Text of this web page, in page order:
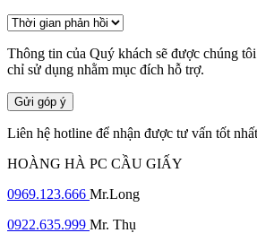
Thông tin của Quý khách sẽ được chúng
chỉ sử dụng nhằm mục đích hỗ trợ.
Gửi góp ý
Liên hệ hotline để nhận được tư vấn tốt nhất
HOÀNG HÀ PC CẦU GIẤY
0969.123.666 Mr.Long
0922.635.999 Mr. Thụ